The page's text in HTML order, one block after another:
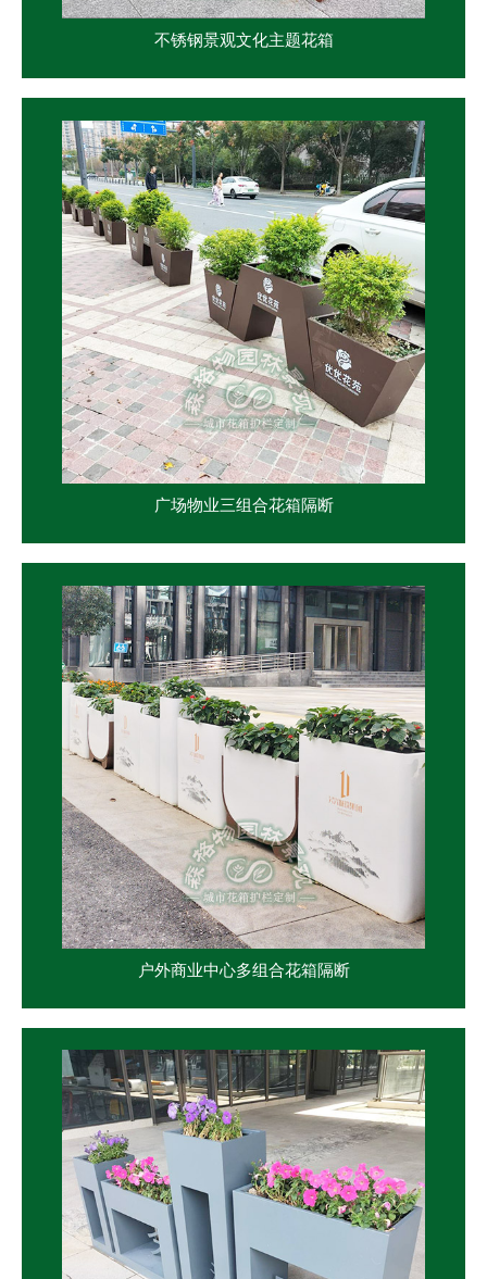
不锈钢景观文化主题花箱
广场物业三组合花箱隔断
户外商业中心多组合花箱隔断